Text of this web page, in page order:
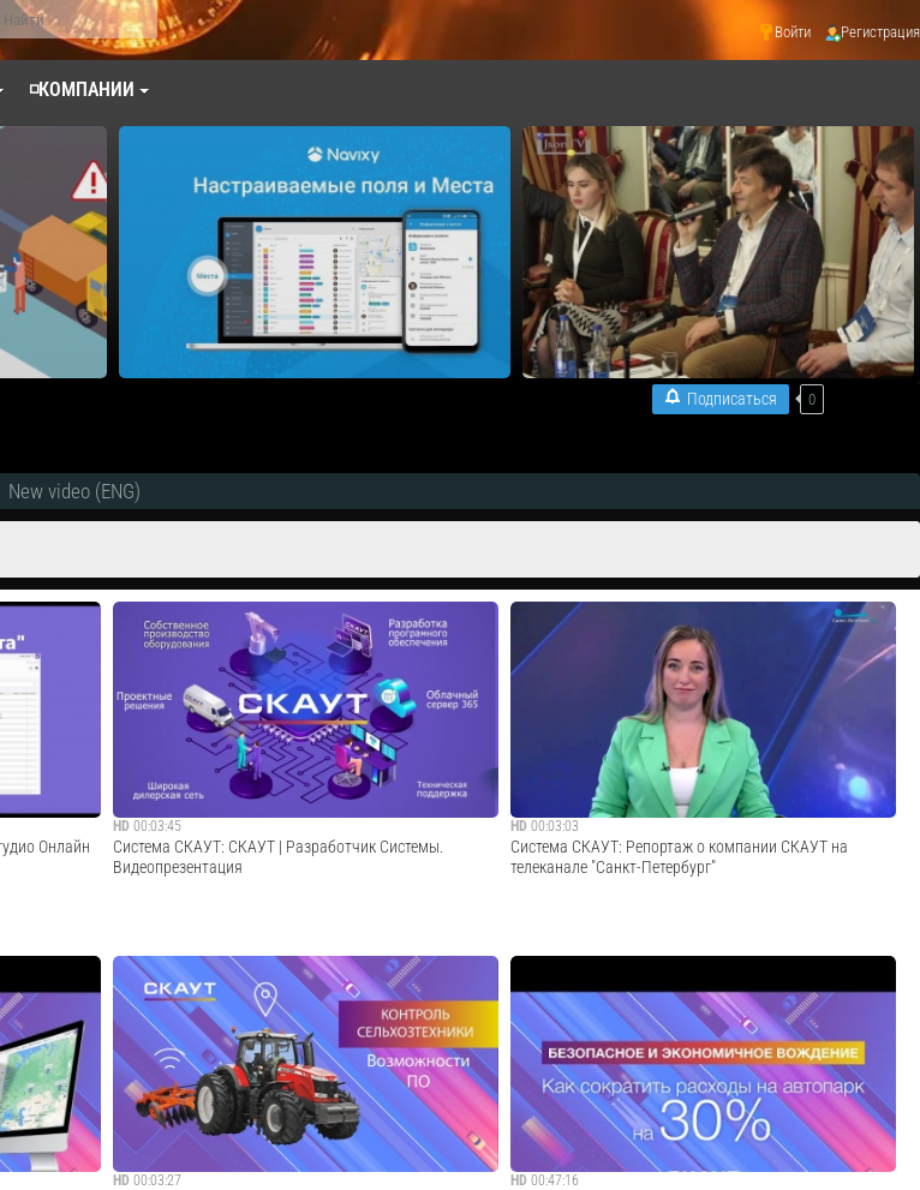
Войти Регистрация
◽КОМПАНИИ
Подписаться 0
New video (ENG)
Онлайн
объекта"•
виде;
число
поиск; •
HD 00:03:45
Система СКАУТ: СКАУТ | Разработчик Системы.
Видеопрезентация
СКАУТ | Разработчик Системы. Видеопрезентация
Cмотреть видео
HD 00:03:03
Система СКАУТ: Репортаж о компании СКАУТ на
телеканале "Санкт-Петербург"
Репортаж о компании СКАУТ на телеканале "Санкт-
Петербург". Из 310 компаний состоящих в Руссофт,
корреспонденты телеканала выбрали для обзора
несколько компаний-разработчиков программного
обеспечения, в том числе СКАУТ. Мы благодарим те...
Cмотреть видео
HD 00:03:27 HD 00:47:16